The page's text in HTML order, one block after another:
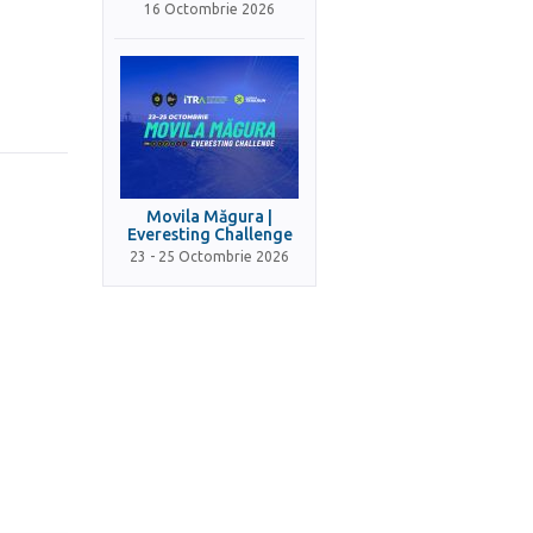
16 Octombrie 2026
Movila Măgura |
Everesting Challenge
23 - 25 Octombrie 2026